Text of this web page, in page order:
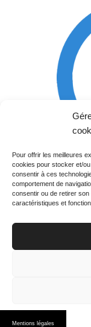
Pour offrir les meilleures
cookies pour stocker et/
consentir à ces
comportement de
consentir ou de retirer
caractéristiques et
Mentions légales